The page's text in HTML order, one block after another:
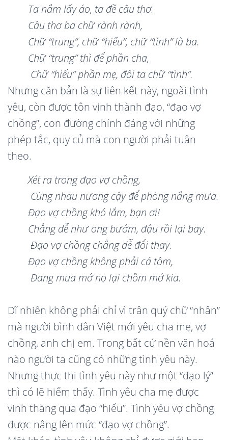
Ta nắm lấy áo, ta đề câu thơ.
Câu thơba chữ rành rành,
Chữ “trung”, chữ “hiếu”, chữ “tình” làba.
Chữ “trung” thì đểphần cha,
Chữ “hiếu” phần mẹ, đôi ta chữ “tình”.
Nhưng căn bản là sự liên kết này, ngoài tình
yêu, còn được tôn vinh thành đạo, “đạo vợ
chồng”, con đường chính đáng với những
phép tắc, quy củ mà con người phải tuân
theo.
Xét ra trong đạo vợ chồng,
Cùng nhau nương cậy để phòng nắng mưa.
Đạo vợ chồng khó lắm, bạn ơi!
Chẳng dễnhư ong bướm, đậu rồi lại bay.
Đạo vợ chồng chẳng dễ đổi thay.
Đạo vợ chồng không phải cá tôm,
Đang mua mớ nọ lại chồm mớkia.
Dĩ nhiên không phải chỉ vì trân quý chữ “nhân”
mà người bình dân Việt mới yêu cha mẹ, vợ
chồng, anh chị em. Trong bất cứ nền văn hoá
nào người ta cũng có những tình yêu này.
Nhưng thực thi tình yêu này như một “đạo lý”
thì có lẽ hiếm thấy. Tình yêu cha mẹ được
vinh thăng qua đạo “hiếu”. Tình yêu vợ chồng
được nâng lên mức “đạo vợ chồng”.